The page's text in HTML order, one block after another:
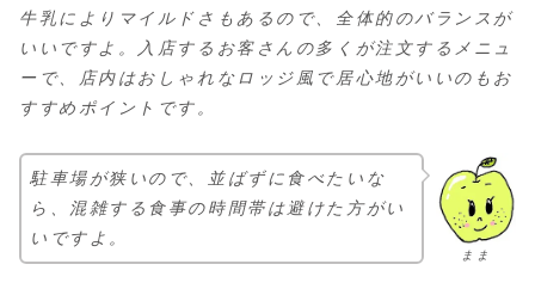
牛乳によりマイルドさもあるので、全体的のバランスが
いいですよ。入店するお客さんの多くが注文するメニュ
ーで、店内はおしゃれなロッジ風で居心地がいいのもお
すすめポイントです。
まま
駐車場が狭いので、並ばずに食べたいな
ら、混雑する食事の時間帯は避けた方がい
いですよ。